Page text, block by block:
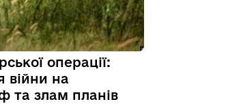
операції:
війни на
та злам планів